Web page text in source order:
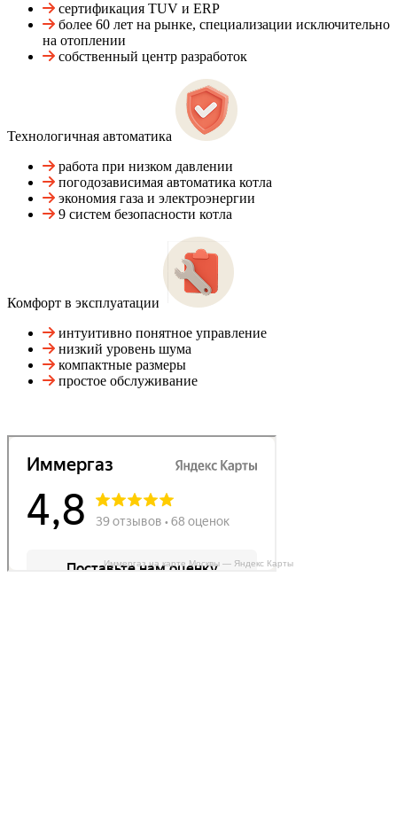
сертификация TUV и ERP
более 60 лет на рынке, специализации исключительно
на отоплении
собственный центр разработок
Технологичная автоматика
работа при низком давлении
погодозависимая автоматика котла
экономия газа и электроэнергии
9 систем безопасности котла
Комфорт в эксплуатации
интуитивно понятное управление
низкий уровень шума
компактные размеры
простое обслуживание
Иммергаз на карте Москвы — Яндекс Карты